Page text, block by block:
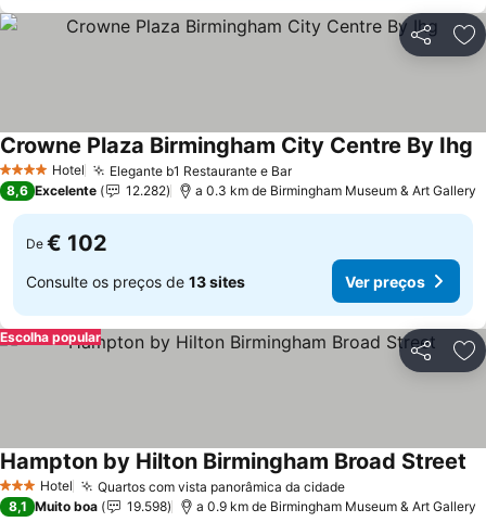
Partilhar
4 EstrelasHotel Elegante b1 Restaurante e Bar
Crowne Plaza Birmingham City Centre By Ihg
8,6 Excelente 12.282 a 0.3 km de Birmingham Museum & Art Gallery
De € 102
Consulte os preços de 13 sites Ver preços
Partilhar
Escolha popular
3 EstrelasHotel Quartos com vista panorâmica da cidade
Hampton by Hilton Birmingham Broad Street
8,1 Muito boa 19.598 a 0.9 km de Birmingham Museum & Art Gallery